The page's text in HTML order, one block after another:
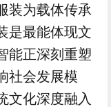
装为载体传承
是最能体现文
能正深刻重塑
社会发展模
文化深度融入